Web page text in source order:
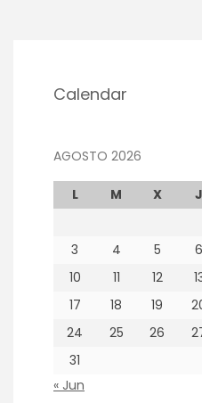
Calendar
AGOSTO 2026
L M X J
3
4 5 6
10
11 12
17
18 19
24
25 26
31
« Jun